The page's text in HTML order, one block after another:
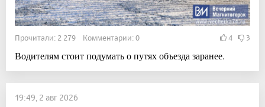
Прочитали: 2 279 Комментарии: 0 4 3
Водителям стоит подумать о путях объезда заранее.
19:49, 2 авг 2026